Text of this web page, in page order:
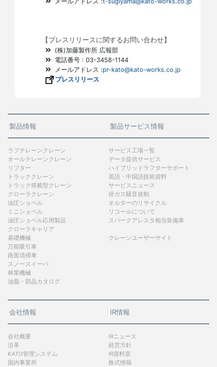
【プレスリリースに関するお問い合わせ】
(株)加藤製作所 広報部
電話番号 : 03-3458-1144
メールアドレス :pr-kato@kato-works.co.jp
プレスリリース
製品情報
ラフテレーンクレーン
オールテレーンクレーン
リフター
トラッククレーン
トラック搭載型クレーン
クローラクレーン
油圧ショベル
ミニショベル
油圧ショベル応用製品
クローラキャリア
基礎機械
万能吸引車
路面清掃車
スノースイーパ
林業機械
油脂・部品カタログ
製品サービス情報
サービス工場一覧
データ提供サービス
ハイブリッドラフターサポート
英語・中国語技術資料
サービスニュース
排ガス騒音規制
オルターのリサイクル
リコールについて
スパークアレスタ相当装備車
クレーンユーザーサイト
会社情報
会社概要
沿革
KATO管理システム
国内事業所
IR情報
IRニュース
経営方針
IR資料室
株式情報